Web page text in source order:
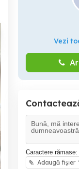
Vezi
Caractere rămase:
Adaugă fișier